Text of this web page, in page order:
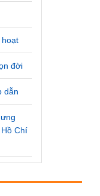
đời
dẫn
Chí